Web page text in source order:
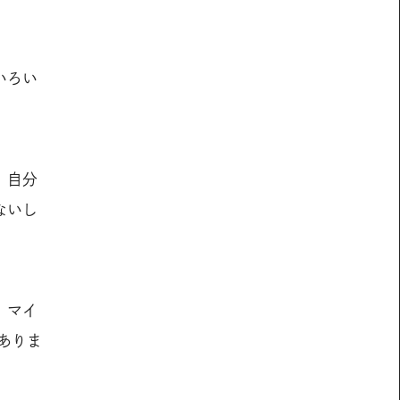
ろい
自分
いし
マイ
りま